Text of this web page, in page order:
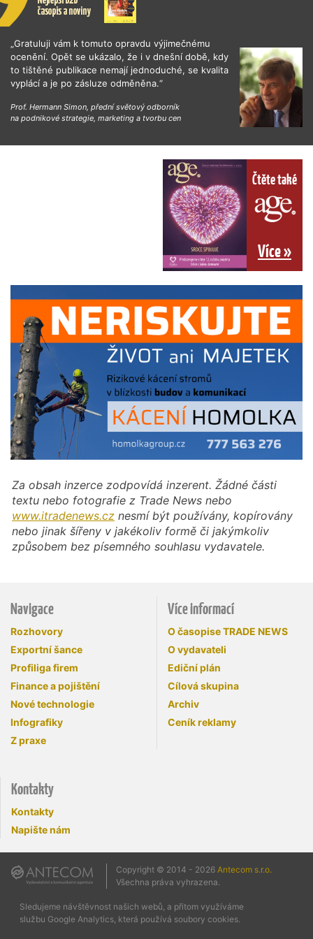
„Gratuluji vám k tomuto opravdu výjimečnému
ocenění. Opět se ukázalo, že i v dnešní době, kdy
to tištěné publikace nemají jednoduché, se kvalita
vyplácí a je po zásluze odměněna.“
Prof. Hermann Simon, přední světový odborník
na podnikové strategie, marketing a tvorbu cen
Čtěte také
Více »
Za obsah inzerce zodpovídá inzerent. Žádné části
textu nebo fotografie z Trade News nebo
www.itradenews.cz nesmí být používány, kopírovány
nebo jinak šířeny v jakékoliv formě či jakýmkoliv
způsobem bez písemného souhlasu vydavatele.
Navigace
Rozhovory
Exportní šance
Profiliga firem
Finance a pojištění
Nové technologie
Infografiky
Z praxe
Více informací
O časopise TRADE NEWS
O vydavateli
Ediční plán
Cílová skupina
Archiv
Ceník reklamy
Kontakty
Kontakty
Napište nám
Copyright © 2014 - 2026 Antecom s.r.o.
Všechna práva vyhrazena.
Sledujeme návštěvnost našich webů, a přitom využíváme
službu Google Analytics, která používá soubory cookies.